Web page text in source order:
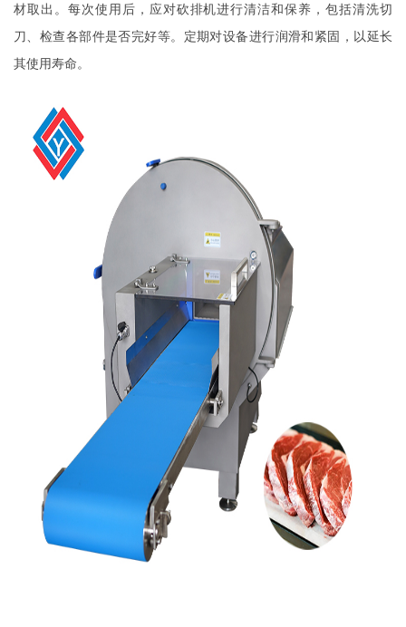
材取出。每次使用后，应对砍排机进行清洁和保养，包括清洗切
刀、检查各部件是否完好等。定期对设备进行润滑和紧固，以延长
其使用寿命。